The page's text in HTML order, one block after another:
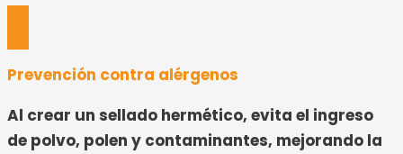
Prevención contra alérgenos
Al crear un sellado hermético, evita el ingreso
de polvo, polen y contaminantes, mejorando la